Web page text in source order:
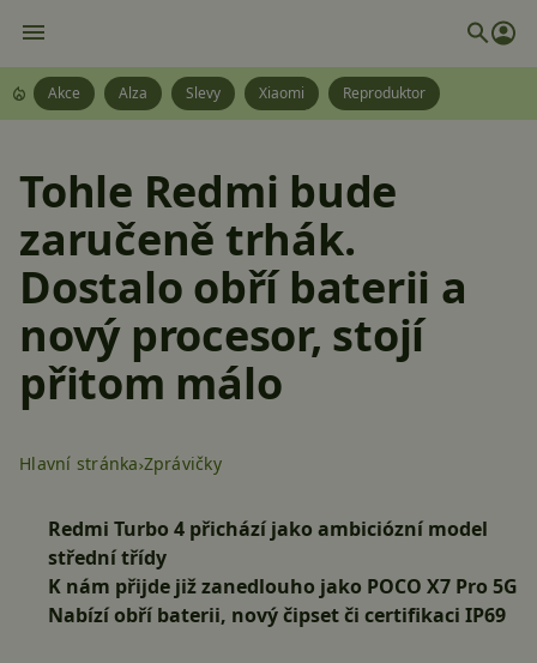
Akce Alza Slevy Xiaomi Reproduktor
Tohle Redmi bude
zaručeně trhák.
Dostalo obří baterii a
nový procesor, stojí
přitom málo
Hlavní stránka Zprávičky
Redmi Turbo 4 přichází jako ambiciózní model
střední třídy
K nám přijde již zanedlouho jako POCO X7 Pro 5G
Nabízí obří baterii, nový čipset či certifikaci IP69